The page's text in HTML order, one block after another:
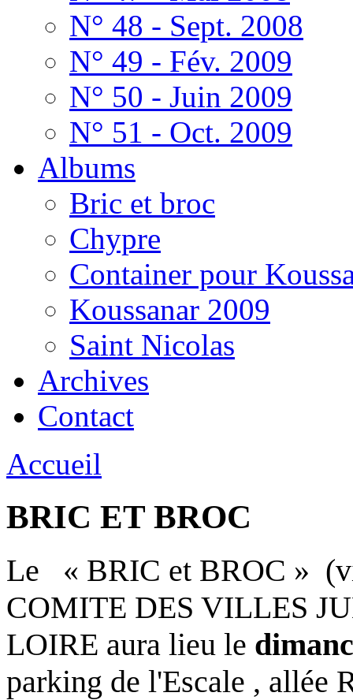
N° 48 - Sept. 2008
N° 49 - Fév. 2009
N° 50 - Juin 2009
N° 51 - Oct. 2009
Albums
Bric et broc
Chypre
Container pour
Koussanar 2009
Saint Nicolas
Archives
Contact
Accueil
BRIC ET BROC
Le « BRIC et BROC »
COMITE DES VILLES
LOIRE aura lieu le
parking de l'Escale , allée